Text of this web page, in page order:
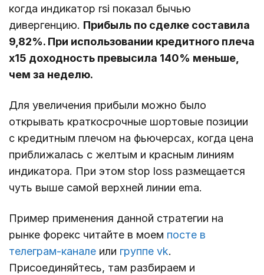
когда индикатор rsi показал бычью
дивергенцию. Прибыль по сделке составила
9,82%. При использовании кредитного плеча
х15 доходность превысила 140% меньше,
чем за неделю.
Для увеличения прибыли можно было
открывать краткосрочные шортовые позиции
с кредитным плечом на фьючерсах, когда цена
приближалась с желтым и красным линиям
индикатора. При этом stop loss размещается
чуть выше самой верхней линии ema.
Пример применения данной стратегии на
рынке форекс читайте в моем посте в
телеграм-канале или группе vk.
Присоединяйтесь, там разбираем и